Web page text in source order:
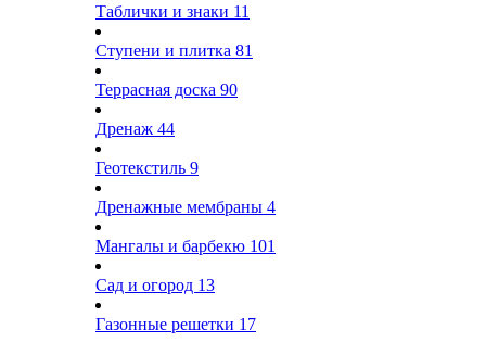
Таблички и знаки 11
Ступени и плитка 81
Террасная доска 90
Дренаж 44
Геотекстиль 9
Дренажные мембраны 4
Мангалы и барбекю 101
Сад и огород 13
Газонные решетки 17